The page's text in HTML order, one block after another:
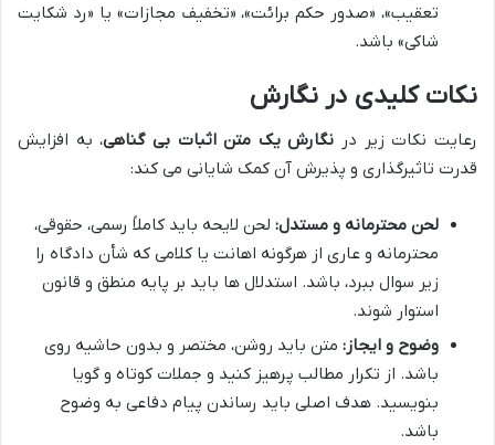
تعقیب»، «صدور حکم برائت»، «تخفیف مجازات» یا «رد شکایت
شاکی» باشد.
نکات کلیدی در نگارش
رعایت نکات زیر در نگارش یک متن اثبات بی گناهی، به افزایش
قدرت تاثیرگذاری و پذیرش آن کمک شایانی می کند:
لحن محترمانه و مستدل: لحن لایحه باید کاملاً رسمی، حقوقی،
محترمانه و عاری از هرگونه اهانت یا کلامی که شأن دادگاه را
زیر سوال ببرد، باشد. استدلال ها باید بر پایه منطق و قانون
استوار شوند.
وضوح و ایجاز: متن باید روشن، مختصر و بدون حاشیه روی
باشد. از تکرار مطالب پرهیز کنید و جملات کوتاه و گویا
بنویسید. هدف اصلی باید رساندن پیام دفاعی به وضوح
باشد.